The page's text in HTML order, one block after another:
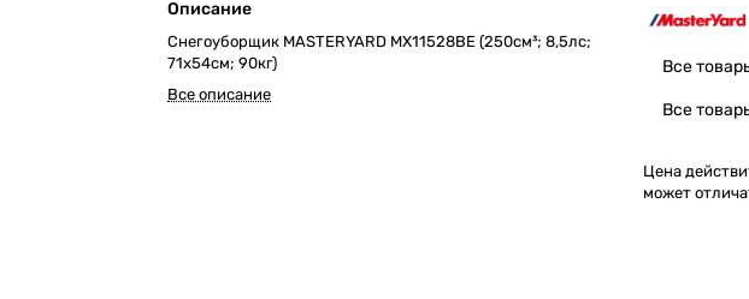
Описание
Снегоуборщик MASTERYARD MX11528BE (250см³; 8,5лс;
71х54см; 90кг)
Все описание
Все
Все
Цена
может